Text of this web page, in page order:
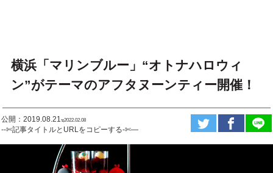
横浜「マリンブルー」“オトナハロウィ
ン”がテーマのアフタヌーンティー開催！
公開：2019.08.21ಇ2022.02.08
--✄記事タイトルとURLをコピーする-✄—